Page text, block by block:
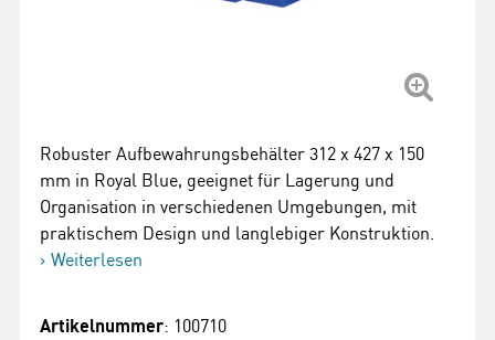
Robuster Aufbewahrungsbehälter 312 x 427 x 150
mm in Royal Blue, geeignet für Lagerung und
Organisation in verschiedenen Umgebungen, mit
praktischem Design und langlebiger Konstruktion.
Weiterlesen
Artikelnummer: 100710